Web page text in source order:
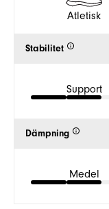
Atletisk
Stabilitet
Support
Dämpning
Medel